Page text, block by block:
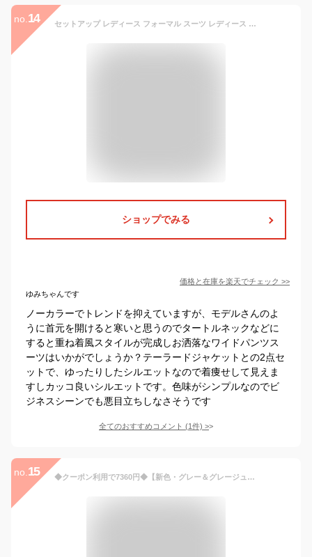
no. 14 セットアップ レディース フォーマル スーツ レディース セレモニー ビジネススーツ 大きいサイズ ノーカラー スーツ テーラードジャケット＆ワイドパンツ 2点セット 入学式 卒業式 入園式 卒園式 着痩せ 通勤 オフィス ビジネス ママセット ゆったり 送料無料
ショップでみる
価格と在庫を楽天でチェック >>
ゆみちゃんです
ノーカラーでトレンドを抑えていますが、モデルさんのよ
うに首元を開けると寒いと思うのでタートルネックなどに
すると重ね着風スタイルが完成しお洒落なワイドパンツス
ーツはいかがでしょうか？テーラードジャケットとの2点セ
ットで、ゆったりしたシルエットなので着痩せして見えま
すしカッコ良いシルエットです。色味がシンプルなのでビ
ジネスシーンでも悪目立ちしなさそうです
全てのおすすめコメント (1件) >
no. 15 ◆クーポン利用で7360円◆【新色・グレー＆グレージュ入荷】【洗える/UVカット/吸水速乾】レディース ビジネススーツ ジャケット テーパード ワイド パンツスーツ ミセス 大きいサイズ ママスーツ オフィス 仕事服 面接 営業 リクルート 通勤 黒 紺 ストレッチ 即日発送